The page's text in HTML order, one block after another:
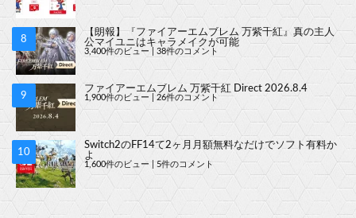
【朗報】『ファイアーエムブレム 万紫千紅』真の主人
公マイユニはキャラメイクが可能
3,400件のビュー 38件のコメント
ファイアーエムブレム 万紫千紅 Direct 2026.8.4
1,900件のビュー |26件のコメント
Switch2のFF14て2ヶ月月額無料なだけでソフト有料か
よ
1,600件のビュー |5件のコメント